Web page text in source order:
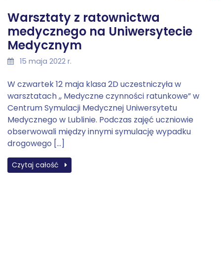
Warsztaty z ratownictwa
medycznego na Uniwersytecie
Medycznym
15 maja 2022 r.
W czwartek 12 maja klasa 2D uczestniczyła w
warsztatach ,, Medyczne czynności ratunkowe” w
Centrum Symulacji Medycznej Uniwersytetu
Medycznego w Lublinie. Podczas zajęć uczniowie
obserwowali między innymi symulację wypadku
drogowego […]
Czytaj całość